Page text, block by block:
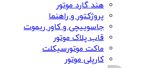
هند گارد موتور
پروژکتور و راهنما
جاسوییچی و کاور ریموت
قاب پلاک موتور
ماکت موتورسیکلت
کارپلی موتور